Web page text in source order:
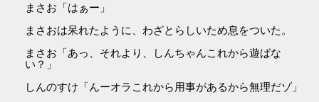
まさお「はぁー」
まさおは呆れたように、わざとらしいため息をついた。
まさお「あっ、それより、しんちゃんこれから遊ばな
い？」
しんのすけ「んーオラこれから用事があるから無理だゾ」